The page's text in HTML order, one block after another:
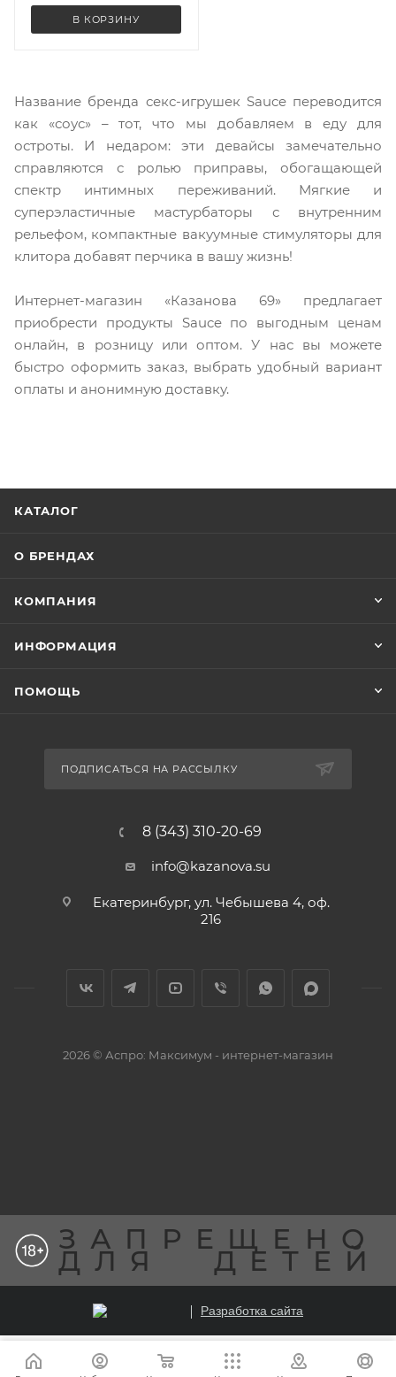
В КОРЗИНУ
Название бренда секс-игрушек Sauce переводится
как «соус» – тот, что мы добавляем в еду для
остроты. И недаром: эти девайсы замечательно
справляются с ролью приправы, обогащающей
спектр интимных переживаний. Мягкие и
суперэластичные мастурбаторы с внутренним
рельефом, компактные вакуумные стимуляторы для
клитора добавят перчика в вашу жизнь!
Интернет-магазин «Казанова 69» предлагает
приобрести продукты Sauce по выгодным ценам
онлайн, в розницу или оптом. У нас вы можете
быстро оформить заказ, выбрать удобный вариант
оплаты и анонимную доставку.
КАТАЛОГ
О БРЕНДАХ
КОМПАНИЯ
ИНФОРМАЦИЯ
ПОМОЩЬ
ПОДПИСАТЬСЯ НА РАССЫЛКУ
8 (343) 310-20-69
info@kazanova.su
Екатеринбург, ул. Чебышева 4, оф.
216
2026 © Аспро: Максимум - интернет-магазин
ЗАПРЕЩЕНО
ДЛЯ ДЕТЕЙ
Разработка сайта